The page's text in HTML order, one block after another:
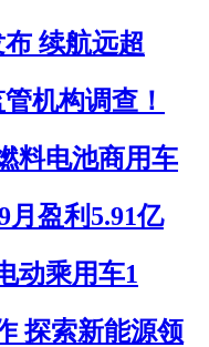
续航远超
机构调查！
料电池商用车
盈利5.91亿
动乘用车1
探索新能源领